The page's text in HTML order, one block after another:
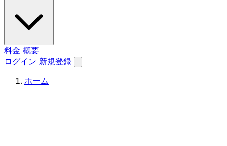
料金 概要
ログイン 新規登録
ホーム